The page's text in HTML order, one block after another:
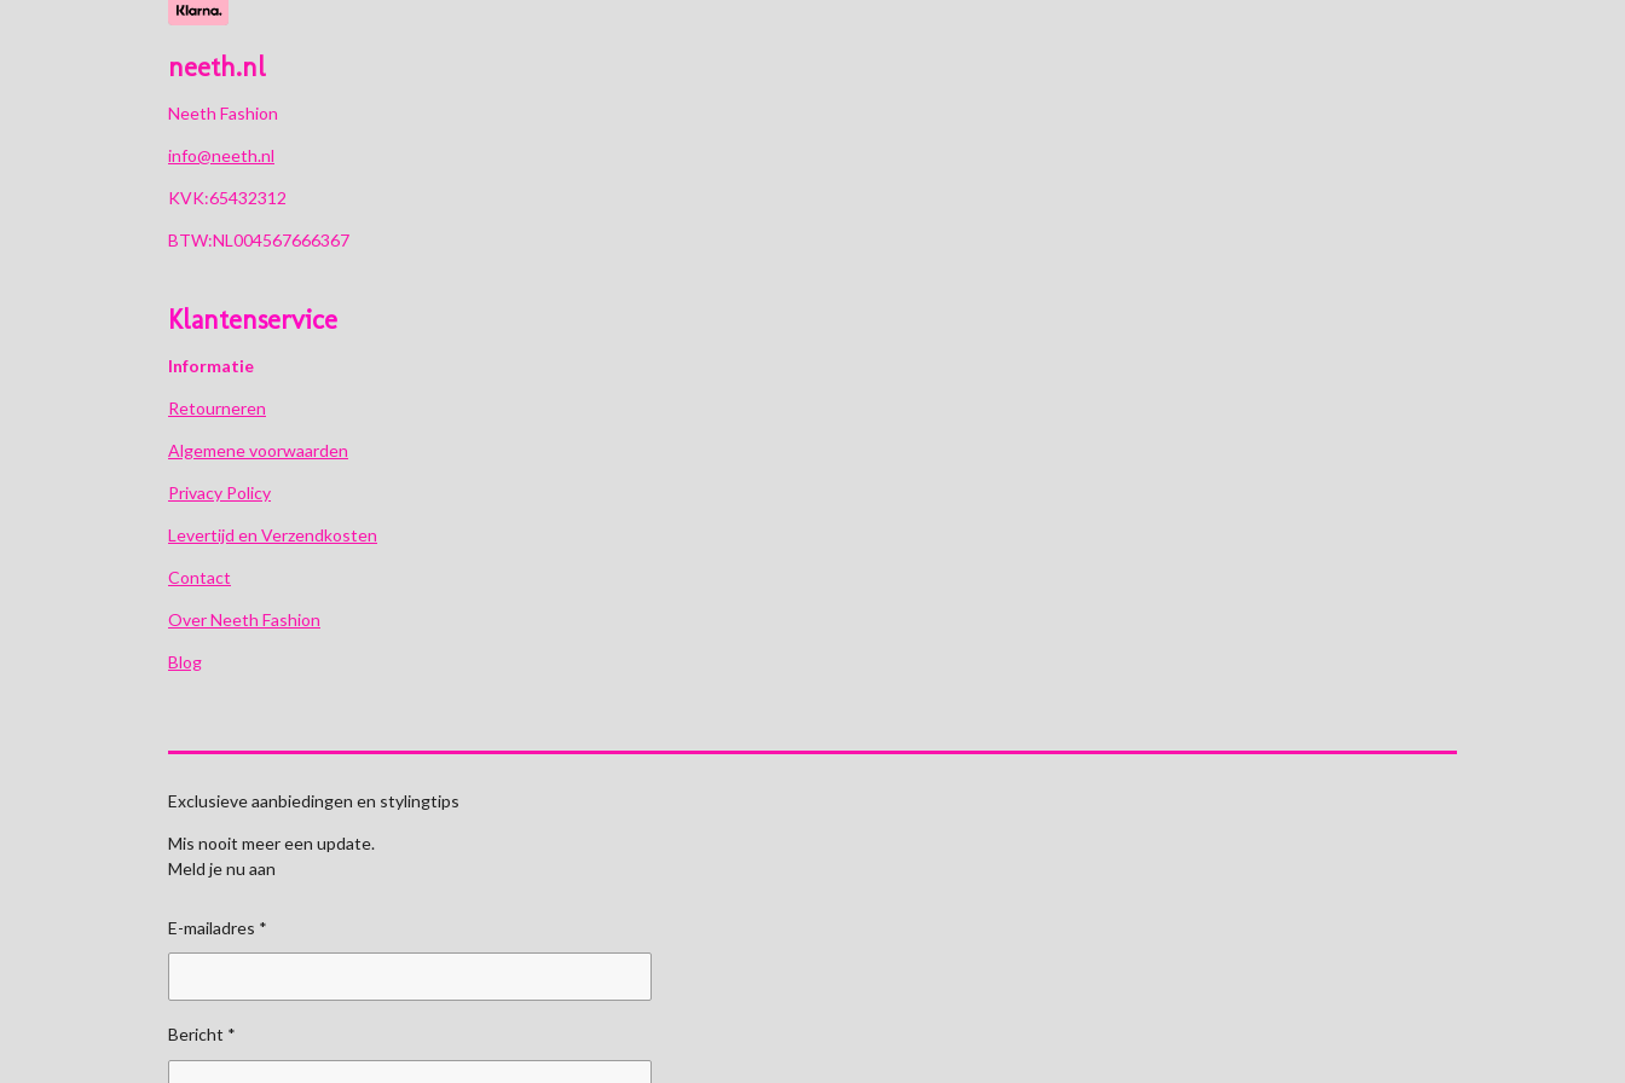
neeth.nl
Neeth Fashion
info@neeth.nl
KVK:65432312
BTW:NL004567666367
Klantenservice
Informatie
Retourneren
Algemene voorwaarden
Privacy Policy
Levertijd en Verzendkosten
Contact
Over Neeth Fashion
Blog
Exclusieve aanbiedingen en stylingtips
Mis nooit meer een update.
Meld je nu aan
E-mailadres *
Bericht *